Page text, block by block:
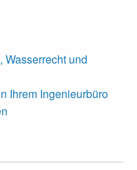
Wasserrecht und
Ihrem Ingenieurbüro